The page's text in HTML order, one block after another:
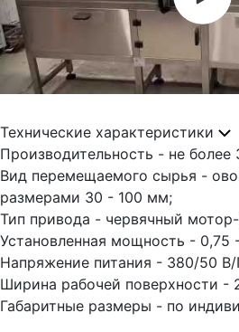
Технические характеристики
Производительность - не более
Вид перемещаемого сырья -
размерами 30 - 100 мм;
Тип привода - червячный
Установленная мощность - 0,75
Напряжение питания - 380/50 В/
Ширина рабочей поверхности -
Габаритные размеры - по